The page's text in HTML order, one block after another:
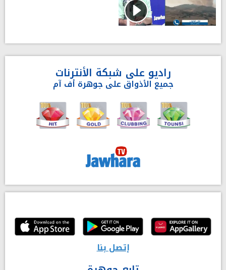
راديو على شبكة الأنترنات
جميع الأذواق على جوهرة أف آم
إتصل بنا